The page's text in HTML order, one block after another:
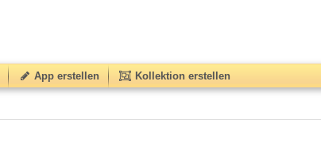
App erstellen Kollektion erstellen